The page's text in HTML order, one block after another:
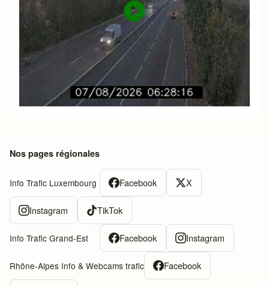
Nos pages régionales
Info Trafic Luxembourg Facebook X
Instagram TikTok
Info Trafic Grand-Est Facebook Instagram
Rhône-Alpes Info & Webcams trafic Facebook